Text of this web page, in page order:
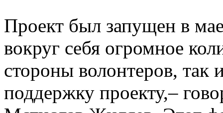
Проект был запущен в
вокруг себя огромное
стороны волонтеров, так
поддержку проекту,–